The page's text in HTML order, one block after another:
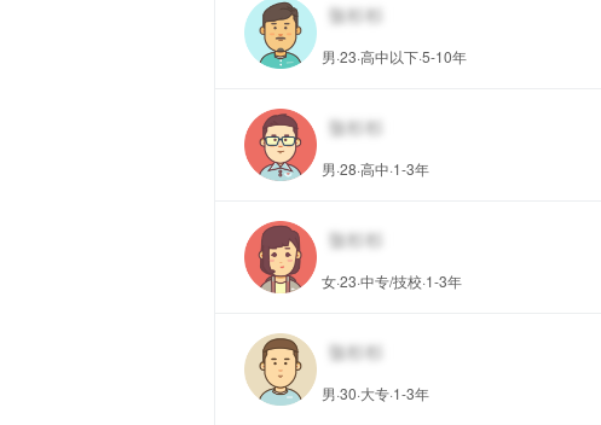
男·23·高中以下·5-10年
男·28·高中·1-3年
女·23·中专/技校·1-3年
男·30·大专·1-3年